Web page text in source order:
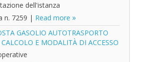
dell'istanza
n. 7259 | Read more
GASOLIO AUTOTRASPORTO
E MODALITÀ DI ACCESSO